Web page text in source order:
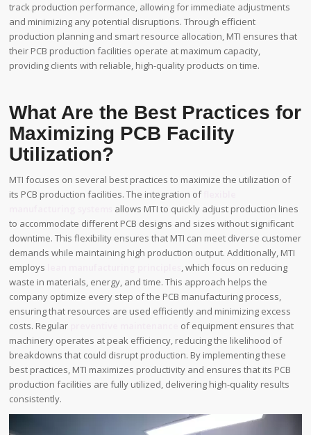
track production performance, allowing for immediate adjustments
and minimizing any potential disruptions. Through efficient
production planning and smart resource allocation, MTI ensures that
their PCB production facilities operate at maximum capacity,
providing clients with reliable, high-quality products on time.
What Are the Best Practices for
Maximizing PCB Facility
Utilization?
MTI focuses on several best practices to maximize the utilization of
its PCB production facilities. The integration of
allows MTI to quickly adjust production lines
to accommodate different PCB designs and sizes without significant
downtime. This flexibility ensures that MTI can meet diverse customer
demands while maintaining high production output. Additionally, MTI
employs
, which focus on reducing
waste in materials, energy, and time. This approach helps the
company optimize every step of the PCB manufacturing process,
ensuring that resources are used efficiently and minimizing excess
costs. Regular
of equipment ensures that
machinery operates at peak efficiency, reducing the likelihood of
breakdowns that could disrupt production. By implementing these
best practices, MTI maximizes productivity and ensures that its PCB
production facilities are fully utilized, delivering high-quality results
consistently.